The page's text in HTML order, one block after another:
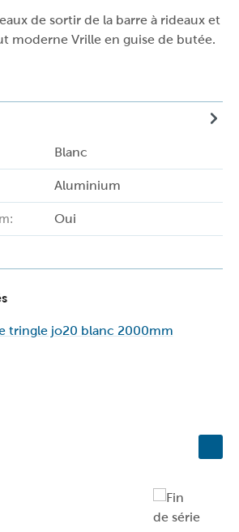
de sortir de la barre à rideaux et
moderne Vrille en guise de butée.
Blanc
Aluminium
Oui